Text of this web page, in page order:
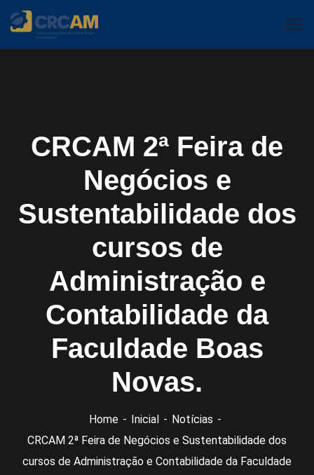
CRCAM 2ª Feira de
Negócios e
Sustentabilidade dos
cursos de
Administração e
Contabilidade da
Faculdade Boas
Novas.
Home Inicial
Notícias
CRCAM 2ª Feira de Negócios e Sustentabilidade dos
cursos de Administração e Contabilidade da Faculdade